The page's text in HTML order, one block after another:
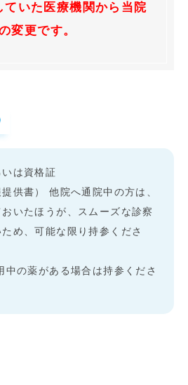
ていた医療機関から当院
変更です。
は資格証
供書） 他院へ通院中の方は、
いたほうが、スムーズな診察
め、可能な限り持参くださ
中の薬がある場合は持参くださ